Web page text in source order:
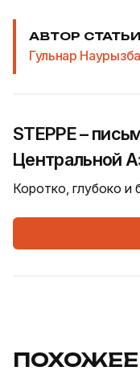
АВТОР СТАТЬИ
Гульнар
STEPPE –
Центральной
Коротко, глубоко
ПОХОЖЕЕ